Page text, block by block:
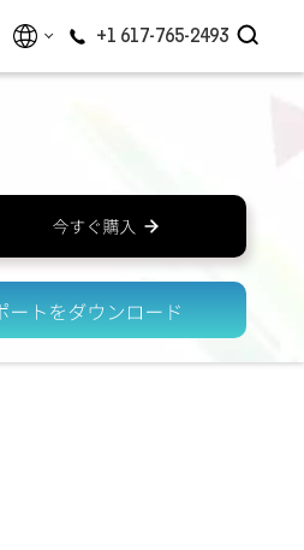
+1 617-765-2493